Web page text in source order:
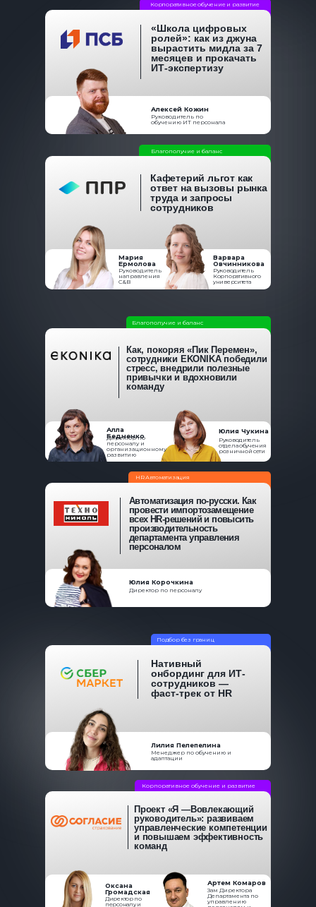
Варвара
Овчинникова
Руководитель
Корпоративного
университета
Руководитель
направления
C&B
Мария
Ермолова
Кафетерий льгот как
ответ на вызовы рынка
труда и запросы
сотрудников
Благополучие и баланс
Руководитель по
обучению ИТ персонала
Алексей Кожин
«Школа цифровых
ролей»: как из джуна
вырастить мидла за 7
месяцев и прокачать
ИТ-экспертизу
Корпоративное обучение и развитие
Юлия Чукина
Руководитель
отдела обучения
розничной сети
Директор по
персоналу и
организационному
развитию
Алла
Бедненко
Как, покоряя «Пик Перемен»,
сотрудники EKONIKA победили
стресс, внедрили полезные
привычки и вдохновили
команду
Благополучие и баланс
Директор по персоналу
Юлия Корочкина
Автоматизация по-русски. Как
провести импортозамещение
всех HR-решений и повысить
производительность
департамента управления
персоналом
HR Автоматизация
Артем Комаров
Зам Директора
Департамента по
управлению
Директор по
персоналу и
Оксана
Громадская
Проект «Я —Вовлекающий
руководитель»: развиваем
управленческие компетенции
и повышаем эффективность
команд
Корпоративное обучение и развитие
Лилия Пелепелина
Нативный
онбординг для ИТ-
сотрудников —
фаст-трек от HR
Менеджер по обучению и
адаптации
Подбор без границ